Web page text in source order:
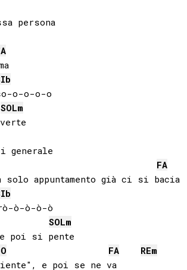
persona
o-o-o-o
SOLm
FA
solo appuntamento già ci si bacia
ò-ò-ò-ò
SOLm
poi si pente
FA REm
e poi se ne va